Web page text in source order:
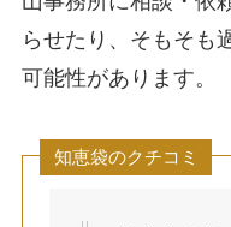
らせたり、そもそも
可能性があります。
知恵袋のクチコミ